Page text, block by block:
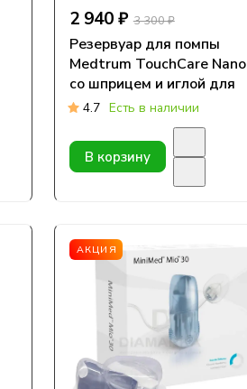
2 940 ₽ 3 300 ₽
Резервуар для помпы
Medtrum TouchCare Nano
cо шприцем и иглой для
наполнения, MD8200, 1
4.7 Есть в наличии
В корзину
АКЦИЯ